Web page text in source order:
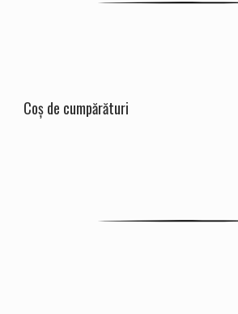
Coș de cumpărături